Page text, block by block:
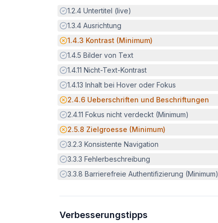
Erfüllt:
1.2.4 Untertitel (live)
Erfüllt:
1.3.4 Ausrichtung
Potenzielle Barriere:
1.4.3 Kontrast (Minimum)
Erfüllt:
1.4.5 Bilder von Text
Erfüllt:
1.4.11 Nicht-Text-Kontrast
Erfüllt:
1.4.13 Inhalt bei Hover oder Fokus
Potenzielle Barriere:
2.4.6 Ueberschriften und Beschriftungen
Erfüllt:
2.4.11 Fokus nicht verdeckt (Minimum)
Potenzielle Barriere:
2.5.8 Zielgroesse (Minimum)
Erfüllt:
3.2.3 Konsistente Navigation
Erfüllt:
3.3.3 Fehlerbeschreibung
Erfüllt:
3.3.8 Barrierefreie Authentifizierung (Minimum)
Verbesserungstipps